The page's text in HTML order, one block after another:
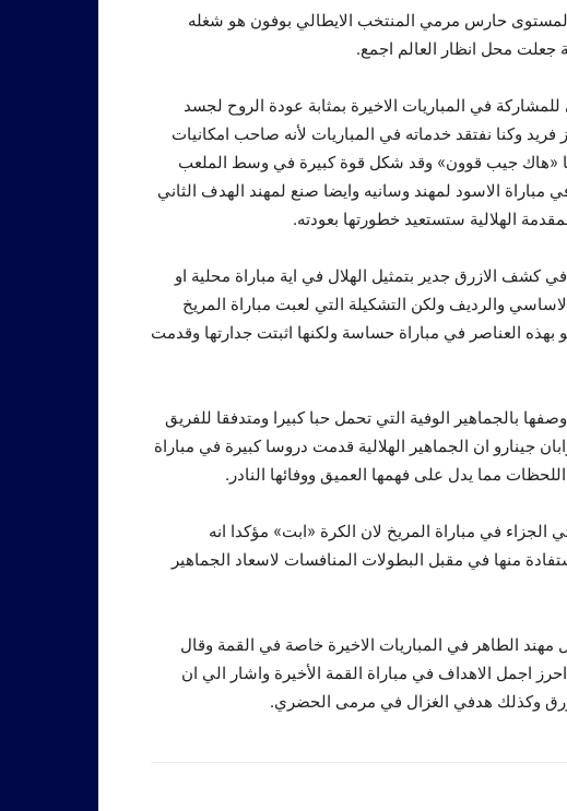
حارس مرمي المنتخب الايطالي بوفون هو شغله
جعلت محل انظار العالم اجمع.
في المباريات الاخيرة بمثابة عودة الروح لجسد
وكنا نفتقد خدماته في المباريات لأنه صاحب امكانيات
«هاك جيب قوون» وقد شكل قوة كبيرة في وسط الملعب
الاسود لمهند وسانيه وايضا صنع لمهند الهدف الثاني
الهلالية ستستعيد خطورتها بعودته.
الازرق جدير بتمثيل الهلال في اية مباراة محلية او
والرديف ولكن التشكيلة التي لعبت مباراة المريخ
بهذه العناصر في مباراة حساسة ولكنها اثبتت جدارتها وقدمت
بالجماهير الوفية التي تحمل حبا كبيرا ومتدفقا للفريق
جينارو ان الجماهير الهلالية قدمت دروسا كبيرة في مباراة
مما يدل على فهمها العميق ووفائها النادر.
في مباراة المريخ لان الكرة «ابت» مؤكدا انه
منها في مقبل البطولات المنافسات لاسعاد الجماهير
مهند الطاهر في المباريات الاخيرة خاصة في القمة وقال
اجمل الاهداف في مباراة القمة الأخيرة واشار الي ان
وكذلك هدفي الغزال في مرمى الحضري.